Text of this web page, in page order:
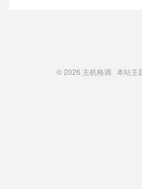
© 2026 主机格调 本站主